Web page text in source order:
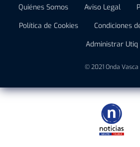
Quiénes Somos Aviso Legal
Política de Cookies
Condiciones
Administrar Utiq
© 2021 Onda Vasca